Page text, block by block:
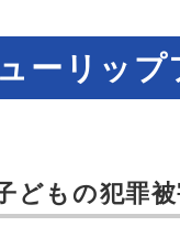
ーリップ
どもの犯罪